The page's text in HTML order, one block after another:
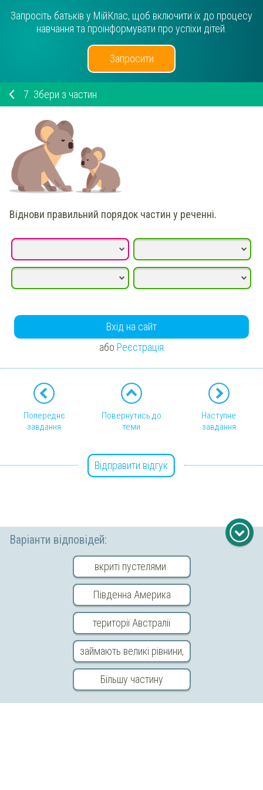
Запросіть батьків у МійКлас, щоб включити їх до процесу
навчання та проінформувати про успіхи дітей.
Запросити
7. Збери з частин
Віднови правильний порядок частин у реченні.
Варіанти відповідей:
вкриті пустелями.
Південна Америка
території Австралії
займають великі рівнини,
Більшу частину
Вхід на сайт
або Реєстрація
Попереднє
завдання
Повернутись до
теми
Наступне
завдання
Відправити відгук
Copyright © 2026 «МійКлас»